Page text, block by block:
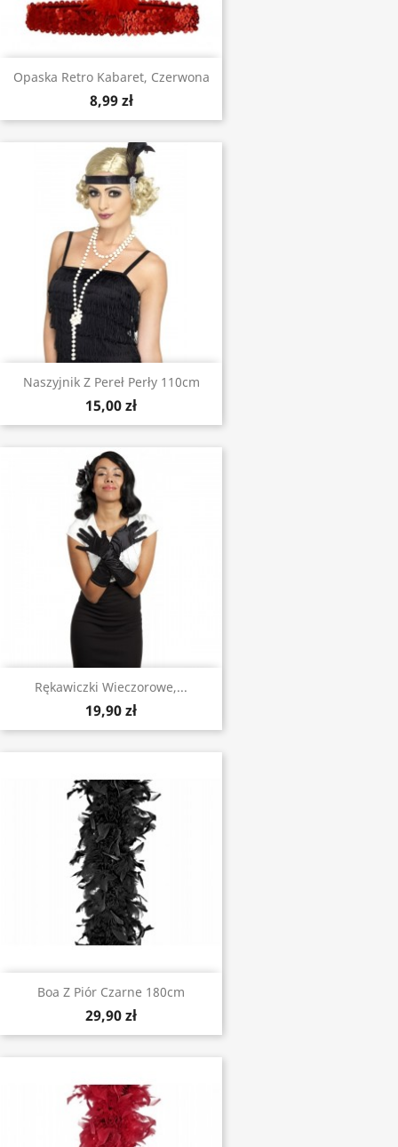
Opaska Retro Kabaret, Czerwona
8,99 zł
Naszyjnik Z Pereł Perły 110cm
15,00 zł
Rękawiczki Wieczorowe,...
19,90 zł
Boa Z Piór Czarne 180cm
29,90 zł